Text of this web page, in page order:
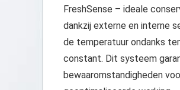
FreshSense – ideale
dankzij externe en interne
de temperatuur ondanks
constant. Dit systeem
bewaaromstandigheden